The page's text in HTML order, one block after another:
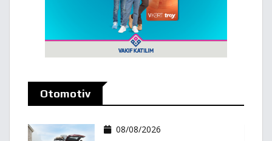
Otomotiv
08/08/2026